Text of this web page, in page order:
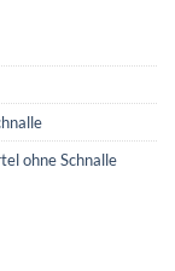
ohne Schnalle